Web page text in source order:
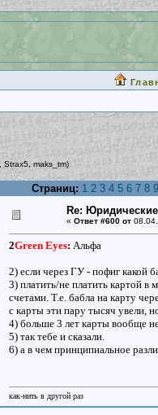
Strax5 maks_tm)
Страниц: 1 2 3 4 5 6 7 8 9
Re:
« Ответ #600 от
2Green Eyes: Альфа
2) если через ГУ - пофиг какой
3) платить/не платить картой в
счетами. Т.е. бабла на карту
с карты эти пару тысяч увели,
4) больше 3 лет карты вообще
5) так тебе и сказали.
6) а в чем принципиальное
как-нить в другой раз